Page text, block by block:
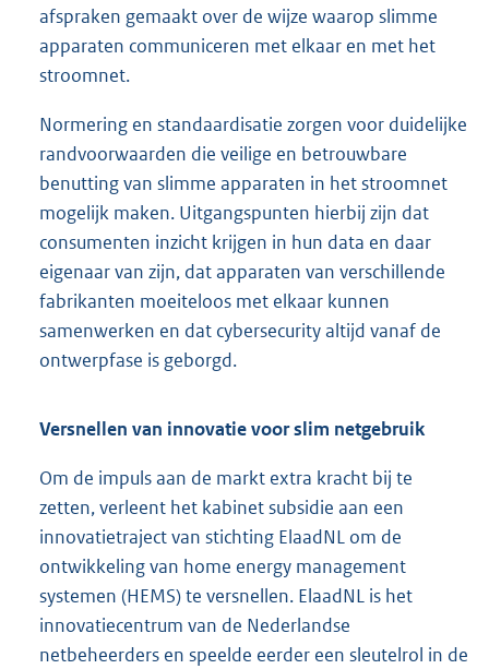
afspraken gemaakt over de wijze waarop slimme
apparaten communiceren met elkaar en met het
stroomnet.
Normering en standaardisatie zorgen voor duidelijke
randvoorwaarden die veilige en betrouwbare
benutting van slimme apparaten in het stroomnet
mogelijk maken. Uitgangspunten hierbij zijn dat
consumenten inzicht krijgen in hun data en daar
eigenaar van zijn, dat apparaten van verschillende
fabrikanten moeiteloos met elkaar kunnen
samenwerken en dat cybersecurity altijd vanaf de
ontwerpfase is geborgd.
Versnellen van innovatie voor slim netgebruik
Om de impuls aan de markt extra kracht bij te
zetten, verleent het kabinet subsidie aan een
innovatietraject van stichting ElaadNL om de
ontwikkeling van home energy management
systemen (HEMS) te versnellen. ElaadNL is het
innovatiecentrum van de Nederlandse
netbeheerders en speelde eerder een sleutelrol in de